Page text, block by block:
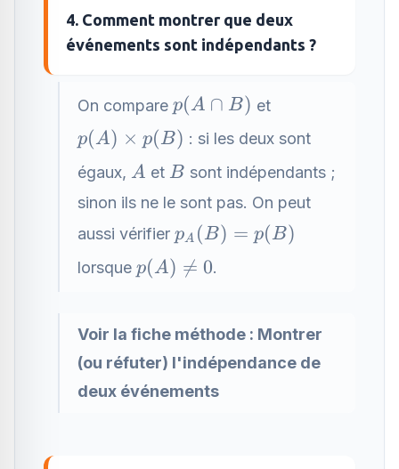
4. Comment montrer que deux
événements sont indépendants ?
On compare p(A\cap
B)
p(A ∩ B) et
p(A)\times
p(B)
p(A) × p(B) : si les deux sont
égaux, A
A et B
B sont indépendants ;
sinon ils ne le sont pas. On peut
aussi vérifier p_A(B)=p(B)
pA (B) = p(B)
lorsque p(A)\neq
p(A) 
= 0.
Voir la fiche méthode : Montrer
(ou réfuter) l'indépendance de
deux événements